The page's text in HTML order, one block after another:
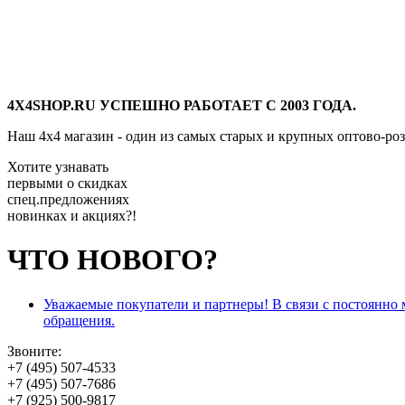
4X4SHOP.RU УСПЕШНО РАБОТАЕТ С 2003 ГОДА.
Наш 4x4 магазин - один из самых старых и крупных оптово-
Хотите узнавать
первыми о скидках
спец.предложениях
новинках и акциях?!
ЧТО НОВОГО?
Уважаемые покупатели и партнеры! В связи с
обращения.
Звоните:
+7 (495) 507-4533
+7 (495) 507-7686
+7 (925) 500-9817